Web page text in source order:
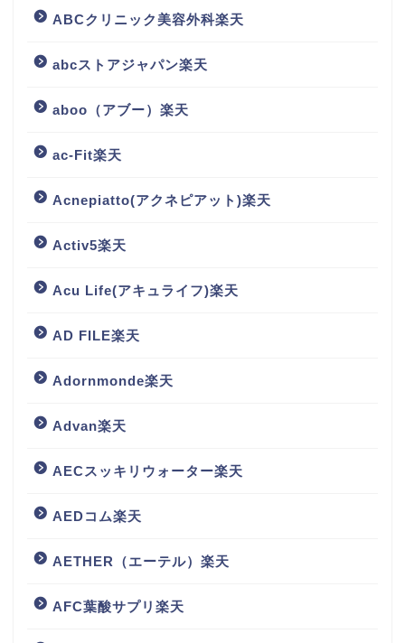
ABCクリニック美容外科楽天
abcストアジャパン楽天
aboo（アブー）楽天
ac-Fit楽天
Acnepiatto(アクネピアット)楽天
Activ5楽天
Acu Life(アキュライフ)楽天
AD FILE楽天
Adornmonde楽天
Advan楽天
AECスッキリウォーター楽天
AEDコム楽天
AETHER（エーテル）楽天
AFC葉酸サプリ楽天